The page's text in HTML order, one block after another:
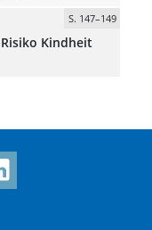
S. 147–149
Kindheit